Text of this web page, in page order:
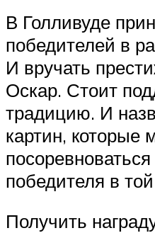
В Голливуде
победителей в
И вручать
Оскар. Стоит
традицию. И
картин, которые
победителя в
Получить